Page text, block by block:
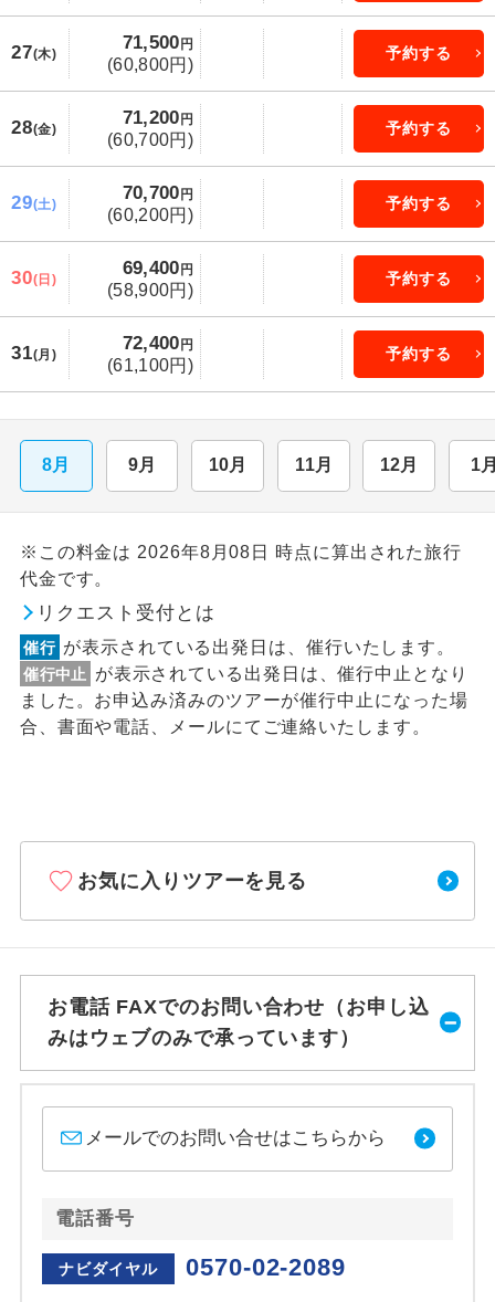
27(木)
71,500 円
(60,800円)
予約する
28(金)
71,200 円
(60,700円)
予約する
29(土)
70,700 円
(60,200円)
予約する
30(日)
69,400 円
(58,900円)
予約する
31(月)
72,400 円
(61,100円)
予約する
8月 9月 10月 11月 12月 1
※この料金は 2026年8月08日 時点に算出された旅行
代金です。
リクエスト受付とは
催行 が表示されている出発日は、催行いたします。
催行中止
が表示されている出発日は、催行中止となり
ました。お申込み済みのツアーが催行中止になった場
合、書面や電話、メールにてご連絡いたします。
お気に入りツアーを見る
お電話 FAXでのお問い合わせ（お申し込
みはウェブのみで承っています）
メールでのお問い合せはこちらから
電話番号
ナビダイヤル 0570-02-2089